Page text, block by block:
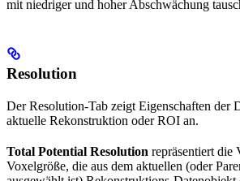
mit niedriger und hoher Abschwächung
Resolution
Der Resolution-Tab zeigt Eigenschaften der
aktuelle Rekonstruktion oder ROI an.
Total Potential Resolution repräsentiert die
Voxelgröße, die aus dem aktuellen (oder